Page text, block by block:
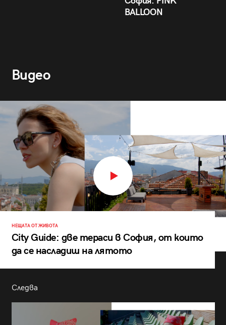
BALLOON
Видео
НЕЩАТА ОТ ЖИВОТА
City Guide: две тераси в София, от които
да се насладиш на лятото
Следва